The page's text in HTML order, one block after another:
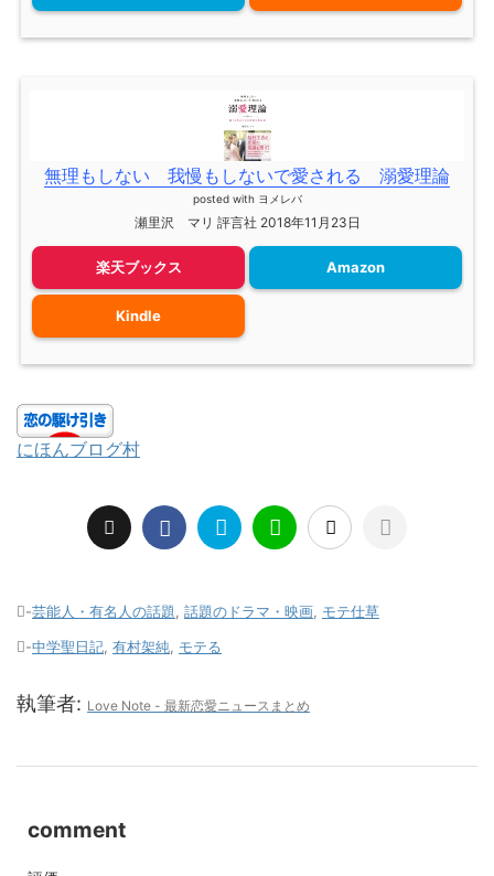
無理もしない 我慢もしないで愛される 溺愛理論
posted with ヨメレバ
瀬里沢 マリ 評言社 2018年11月23日
楽天ブックス Amazon
Kindle
にほんブログ村
-芸能人・有名人の話題 話題のドラマ・映画 モテ仕草
-中学聖日記 有村架純 モテる
執筆者: Love Note - 最新恋愛ニュースまとめ
comment